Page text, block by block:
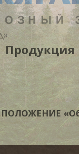
Продукция
ПОЛОЖЕНИЕ «Об